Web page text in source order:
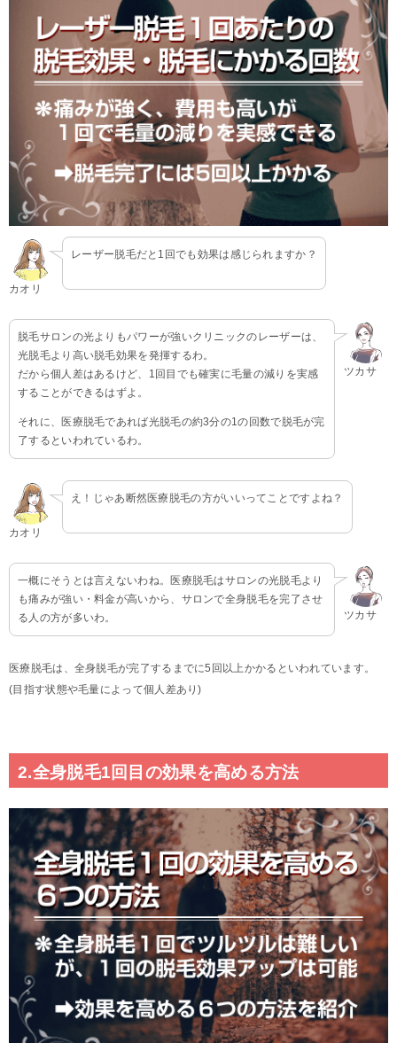
カオリ
レーザー脱毛だと1回でも効果は感じられますか？
ツカサ
脱毛サロンの光よりもパワーが強いクリニックのレーザーは、
光脱毛より高い脱毛効果を発揮するわ。
だから個人差はあるけど、1回目でも確実に毛量の減りを実感
することができるはずよ。
それに、医療脱毛であれば光脱毛の約3分の1の回数で脱毛が完
了するといわれているわ。
カオリ
え！じゃあ断然医療脱毛の方がいいってことですよね？
ツカサ
一概にそうとは言えないわね。医療脱毛はサロンの光脱毛より
も痛みが強い・料金が高いから、サロンで全身脱毛を完了させ
る人の方が多いわ。
医療脱毛は、全身脱毛が完了するまでに5回以上かかるといわれています。
(目指す状態や毛量によって個人差あり)
2.全身脱毛1回目の効果を高める方法